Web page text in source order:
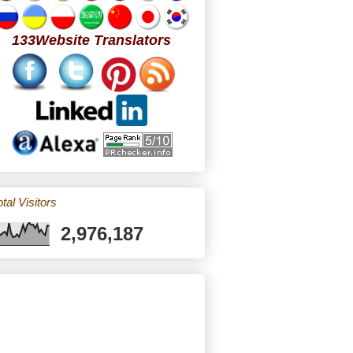
133Website Translators
Visitors
2,976,187